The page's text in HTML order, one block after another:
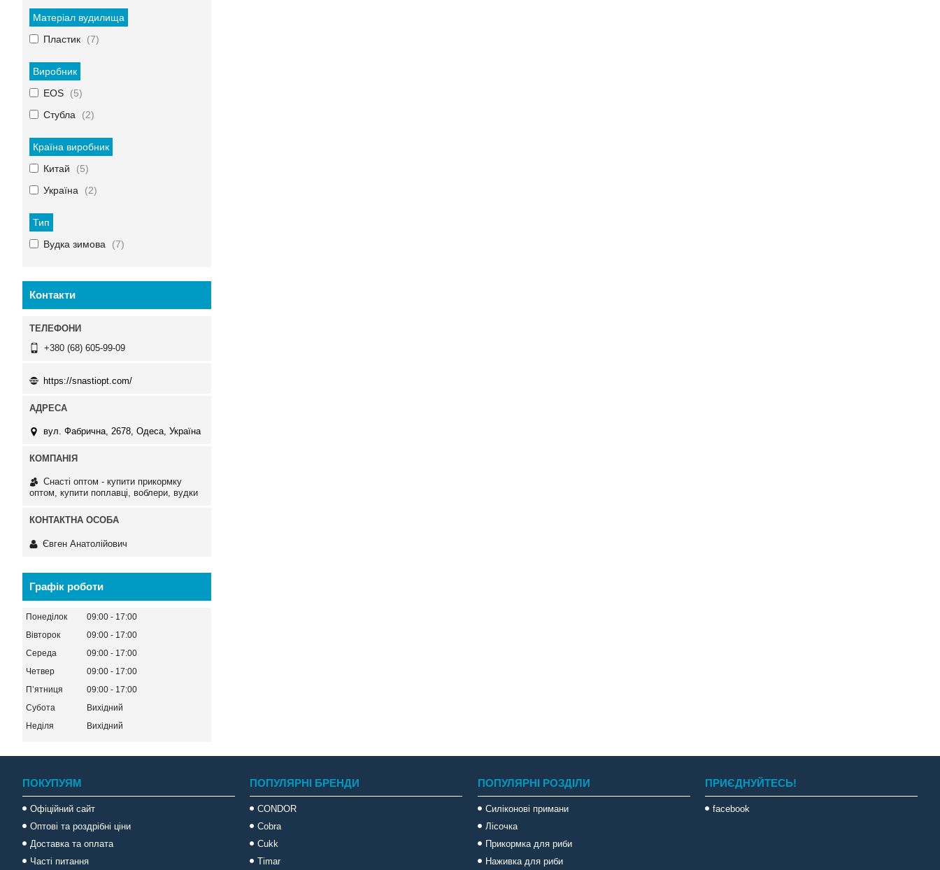
Матеріал вудилища
Пластик
7
Виробник
EOS
5
Стубла
2
Країна виробник
Китай
5
Україна
2
Тип
Вудка зимова
7
Контакти
+380 (68) 605-99-09
https://snastiopt.com/
вул. Фабрична, 2678, Одеса, Україна
Снасті оптом - купити прикормку
оптом, купити поплавці, воблери, вудки
Євген Анатолійович
Графік роботи
Понеділок 09:00
17:00
Вівторок
09:00
17:00
Середа
09:00
17:00
Четвер
09:00
17:00
Пʼятниця
09:00
17:00
Субота
Вихідний
Неділя
Вихідний
ПОКУПУЯМ
Офіційний сайт
Оптові та роздрібні ціни
Доставка та оплата
Часті питання
ПОПУЛЯРНІ БРЕНДИ
CONDOR
Cobra
Cukk
Timar
ПОПУЛЯРНІ РОЗДІЛИ
Силіконові примани
Лісочка
Прикормка для риби
Наживка для риби
ПРИЄДНУЙТЕСЬ!
facebook